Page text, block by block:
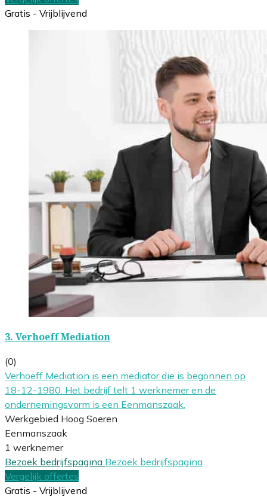
Gratis - Vrijblijvend
3. Verhoeff Mediation
(0)
Verhoeff Mediation is een mediator die is begonnen op
18-12-1980. Het bedrijf telt 1 werknemer en de
ondernemingsvorm is een Eenmanszaak.
Werkgebied Hoog Soeren
Eenmanszaak
1 werknemer
Bezoek bedrijfspagina Bezoek bedrijfspagina
Vergelijk offertes
Gratis - Vrijblijvend